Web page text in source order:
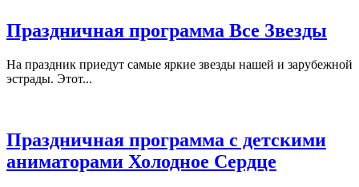
Праздничная программа Все Звезды
На праздник приедут самые яркие звезды нашей и зарубежной
эстрады. Этот...
Праздничная программа с детскими
аниматорами Холодное Сердце